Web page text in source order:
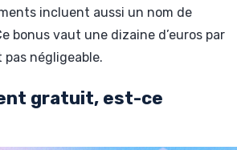
incluent aussi un nom de
bonus vaut une dizaine d’euros par
pas négligeable.
gratuit, est-ce